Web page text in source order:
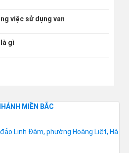
việc sử dụng van
gì
MIỀN BẮC
đảo Linh Đàm, phường Hoàng Liệt, Hà